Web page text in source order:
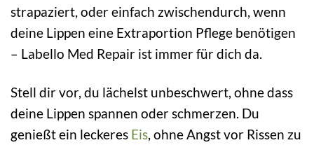
strapaziert, oder einfach zwischendurch, wenn
deine Lippen eine Extraportion Pflege benötigen
– Labello Med Repair ist immer für dich da.
Stell dir vor, du lächelst unbeschwert, ohne dass
deine Lippen spannen oder schmerzen. Du
genießt ein leckeres Eis, ohne Angst vor Rissen zu